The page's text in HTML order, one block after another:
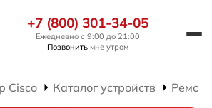
+7 (800) 301-34-05
Ежедневно с 9:00 до 21:00
Позвонить мне утром
Cisco Каталог устройств